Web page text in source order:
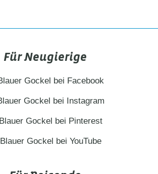
Für Neugierige
Gockel bei Facebook
Gockel bei Instagram
Gockel bei Pinterest
Gockel bei YouTube